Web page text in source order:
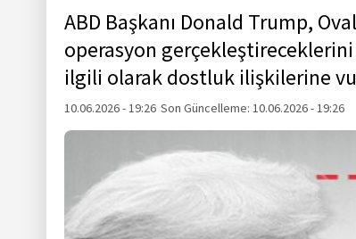
ABD Başkanı Donald Trump,
operasyon
ilgili olarak dostluk ilişkilerine
10.06.2026 - 19:26 Son Güncelleme:10.06.2026 - 19:26